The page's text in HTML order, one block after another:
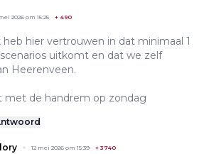
2026 om 15:25 + 490
heb hier vertrouwen in dat minimaal 1
uitkomt en dat we zelf
Heerenveen.
met de handrem op zondag
12 mei 2026 om 15:39 + 3740